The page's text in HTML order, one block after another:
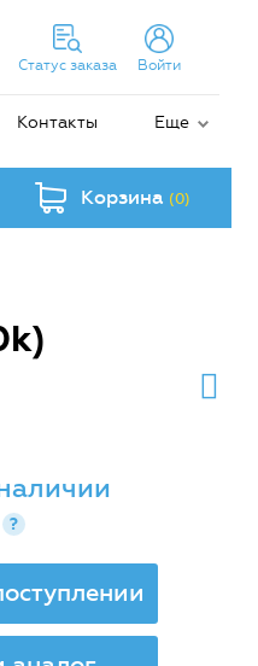
Статус заказа Войти
Контакты Еще
Корзина (0)
?